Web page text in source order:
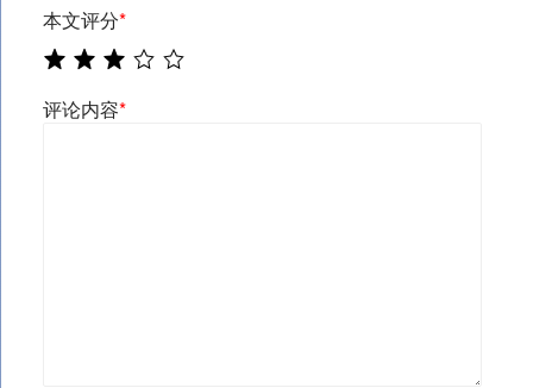
本文评分*
评论内容*